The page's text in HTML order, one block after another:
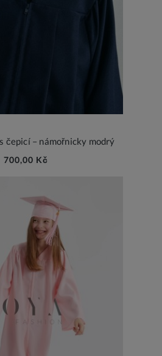
čepicí – námořnicky modrý
700,00 Kč